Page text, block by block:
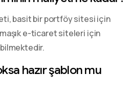
basit bir portföy sitesi için
e-ticaret siteleri için
hazır şablon mu